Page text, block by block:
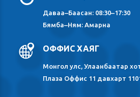
Даваа–Баасан: 08:30–17:30
Бямба–Ням: Амарна
ОФФИС ХАЯГ
Монгол улс, Улаанбаатар
Плаза Оффис 11 давхарт